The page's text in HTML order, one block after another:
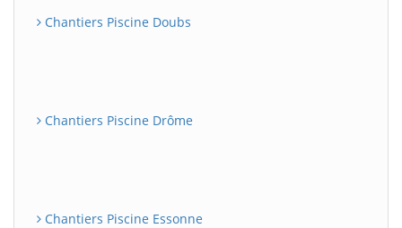
Chantiers Piscine Doubs
Chantiers Piscine Drôme
Chantiers Piscine Essonne